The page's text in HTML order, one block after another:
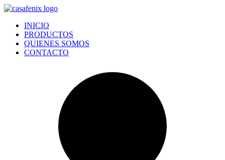
Ir
contenidoINICIO
PRODUCTOS
QUIENES SOMOS
CONTACTO